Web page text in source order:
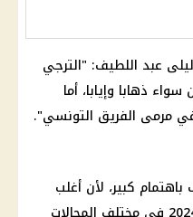
عبد اللطيف: "الترجي
ذهابا وإيابا، أما
مرمى الفريق التونسي".
كبير، لأن أغلب